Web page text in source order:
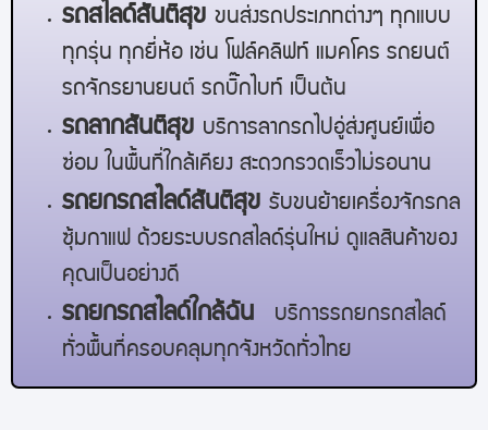
รถสไลด์สันติสุข ขนส่งรถประเภทต่างๆ ทุกแบบ
ทุกรุ่น ทุกยี่ห้อ เช่น โฟล์คลิฟท์ แมคโคร รถยนต์
รถจักรยานยนต์ รถบิ๊กไบท์ เป็นต้น
รถลากสันติสุข บริการลากรถไปอู่ส่งศูนย์เพื่อ
ซ่อม ในพื้นที่ใกล้เคียง สะดวกรวดเร็วไม่รอนาน
รถยกรถสไลด์สันติสุข รับขนย้ายเครื่องจักรกล
ซุ้มกาแฟ ด้วยระบบรถสไลด์รุ่นใหม่ ดูแลสินค้าของ
คุณเป็นอย่างดี
รถยกรถสไลด์ใกล้ฉัน
บริการรถยกรถสไลด์
ทั่วพื้นที่ครอบคลุมทุกจังหวัดทั่วไทย